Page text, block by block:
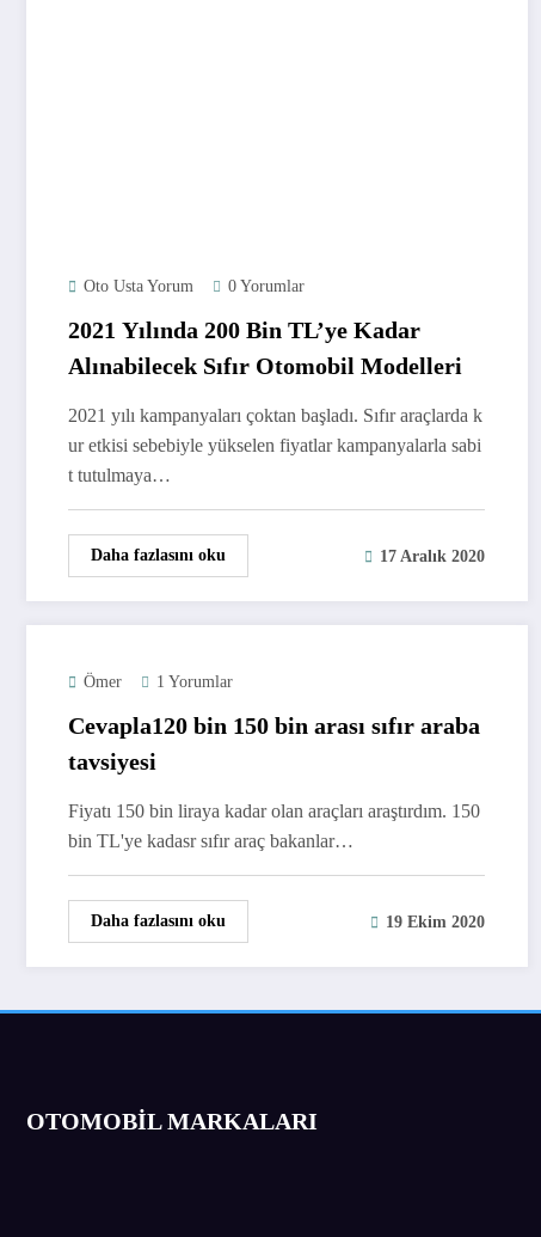
Oto Usta Yorum 0 Yorumlar
2021 Yılında 200 Bin TL’ye Kadar
Alınabilecek Sıfır Otomobil Modelleri
2021 yılı kampanyaları çoktan başladı. Sıfır araçlarda k
ur etkisi sebebiyle yükselen fiyatlar kampanyalarla sabi
t tutulmaya…
Daha fazlasını oku 17 Aralık 2020
Ömer 1 Yorumlar
Cevapla120 bin 150 bin arası sıfır araba
tavsiyesi
Fiyatı 150 bin liraya kadar olan araçları araştırdım. 150
bin TL'ye kadasr sıfır araç bakanlar…
Daha fazlasını oku 19 Ekim 2020
OTOMOBİL MARKALARI